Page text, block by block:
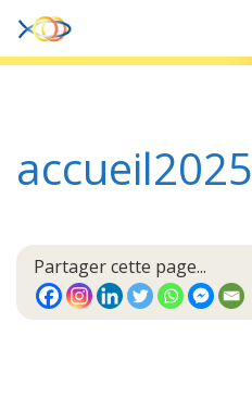
accueil2025
Partager cette page...